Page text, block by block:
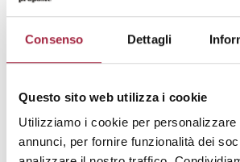
Consenso Dettagli
Questo sito web utilizza i cookie
Utilizziamo i cookie per personalizzare
annunci, per fornire funzionalità dei
WEBSITE
www.tessutica.com
REFERENCE MARKET:
CATEGORY OF THE
High end, Medium end
BY PRODUCT: Outdoor,
(Printed, Dobbies, Jacquard,